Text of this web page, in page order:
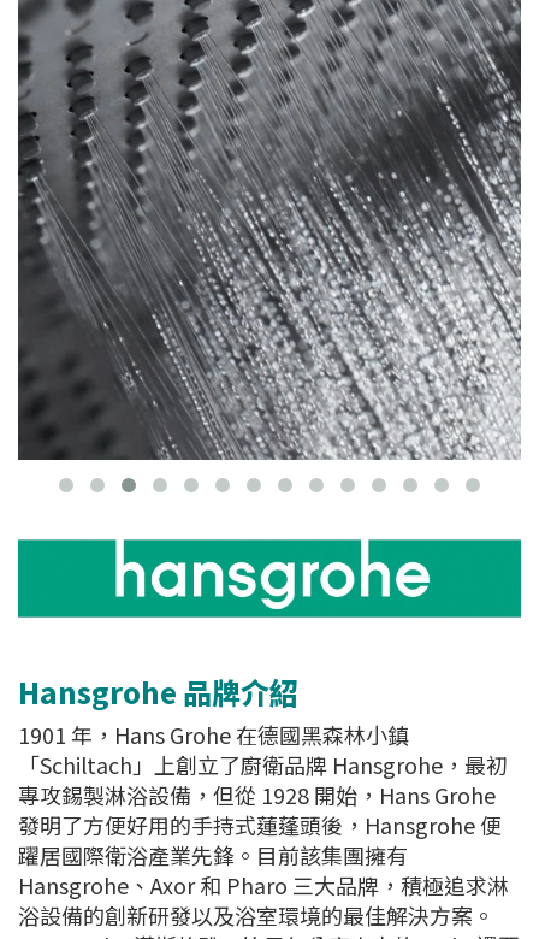
Hansgrohe 品牌介紹
1901 年，Hans Grohe 在德國黑森林小鎮
「Schiltach」上創立了廚衛品牌 Hansgrohe，最初
專攻錫製淋浴設備，但從 1928 開始，Hans Grohe
發明了方便好用的手持式蓮蓬頭後，Hansgrohe 便
躍居國際衛浴產業先鋒。目前該集團擁有
Hansgrohe、Axor 和 Pharo 三大品牌，積極追求淋
浴設備的創新研發以及浴室環境的最佳解決方案。